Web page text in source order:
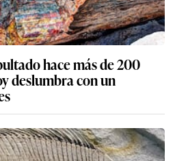
hace más de 200
deslumbra con un